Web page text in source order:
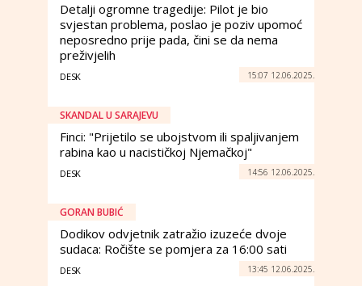
Detalji ogromne tragedije: Pilot je bio
svjestan problema, poslao je poziv upomoć
neposredno prije pada, čini se da nema
preživjelih
DESK 15:07 12.06.2025.
SKANDAL U SARAJEVU
Finci: "Prijetilo se ubojstvom ili spaljivanjem
rabina kao u nacističkoj Njemačkoj"
DESK 14:56 12.06.2025.
GORAN BUBIĆ
Dodikov odvjetnik zatražio izuzeće dvoje
sudaca: Ročište se pomjera za 16:00 sati
DESK 13:45 12.06.2025.